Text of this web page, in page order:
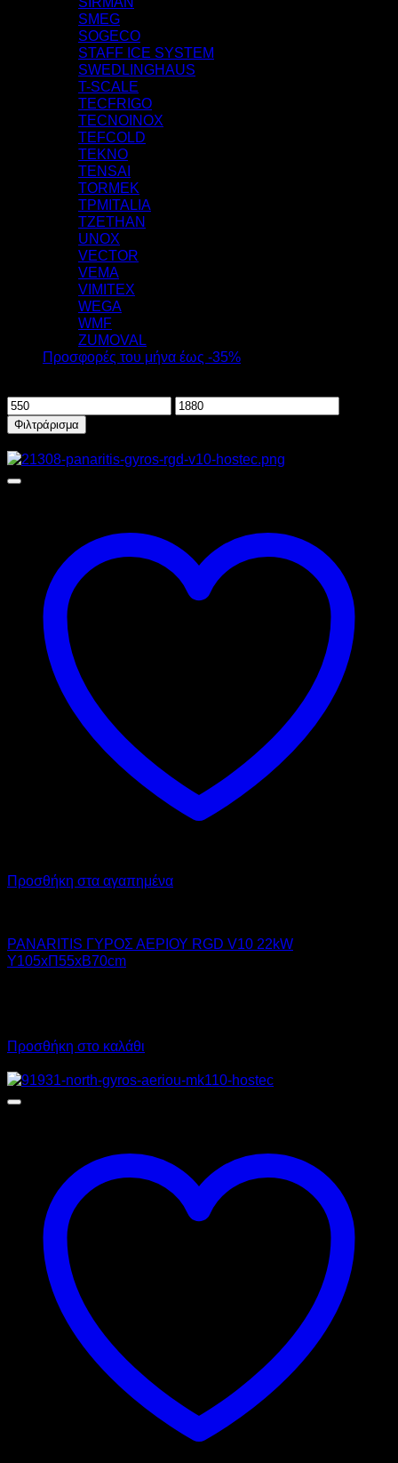
SMEG
SOGECO
STAFF ICE SYSTEM
SWEDLINGHAUS
T-SCALE
TECFRIGO
TECNOINOX
TEFCOLD
TEKNO
TENSAI
TORMEK
TPMITALIA
TZETHAN
UNOX
VECTOR
VEMA
VIMITEX
WEGA
WMF
ZUMOVAL
Προσφορές του μήνα έως -35%
Ελάχιστη
τιμή
Μέγιστη
Φιλτράρισμα
Προσθήκη στα αγαπημένα
PANARITIS ΓΥΡΟΣ ΑΕΡΙΟΥ RGD V10 22kW
Υ105xΠ55xΒ70cm
Προσθήκη στο καλάθι